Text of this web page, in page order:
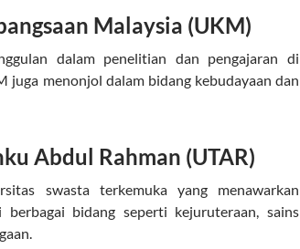
Malaysia (UKM)
dalam penelitian dan pengajaran di
juga menonjol dalam bidang kebudayaan dan
Abdul Rahman (UTAR)
swasta terkemuka yang menawarkan
berbagai bidang seperti kejuruteraan, sains